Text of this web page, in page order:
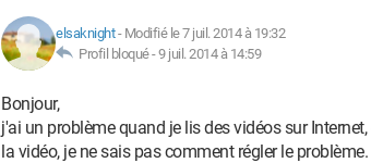
elsaknight- Modifié le 7 juil. 2014 à 19:32
Profil bloqué -9 juil. 2014 à 14:59
Bonjour,
j'ai un problème quand je lis des vidéos sur
la vidéo, je ne sais pas comment régler le problème.